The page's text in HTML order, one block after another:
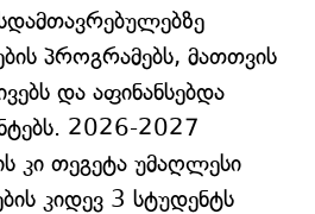
პროგრამებს, მათთვის
და აფინანსებდა
2026-2027
კი თეგეტა უმაღლესი
კიდევ 3 სტუდენტს